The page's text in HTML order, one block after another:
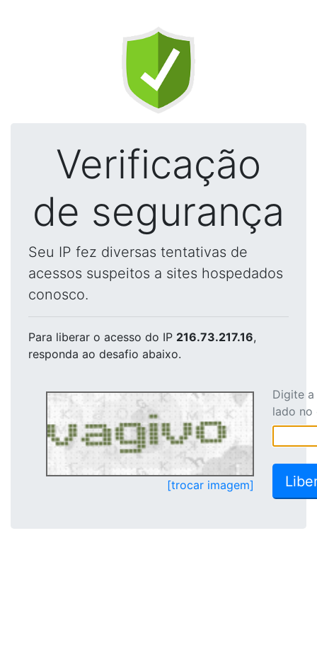
Verificação
de segurança
Seu IP fez diversas tentativas de
acessos suspeitos a sites hospedados
conosco.
Para liberar o acesso do IP 216.73.217.16,
responda ao desafio abaixo.
[trocar imagem]
Digite
lado no